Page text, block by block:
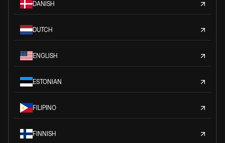
DANISH
DUTCH
ENGLISH
ESTONIAN
FILIPINO
FINNISH